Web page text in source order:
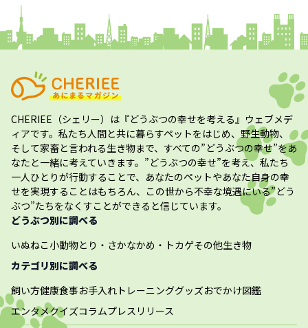
CHERIEE（シェリー） は『どうぶつの幸せを考える』ウェブメデ
ィアです。私たち人間と共に暮らすペットをはじめ、野生動物、
そして家畜と言われる生き物まで、すべての”どうぶつの幸せ”をあ
なたと一緒に考えていきます。”どうぶつの幸せ”を考え、私たち
一人ひとりが行動することで、あなたのペットやあなた自身の幸
せを実現することはもちろん、この世から不幸な境遇にいる”どう
ぶつ”たちをなくすことができると信じています。
どうぶつ別に調べる
いぬねこ小動物とり・さかなかめ・トカゲその他生き物
カテゴリ別に調べる
飼い方健康食事お手入れ トレーニンググッズおでかけ図鑑
エンタメクイズコラムプレスリリース